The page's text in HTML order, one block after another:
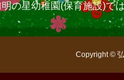
の星幼稚園(保育施設)で
Copyright ©